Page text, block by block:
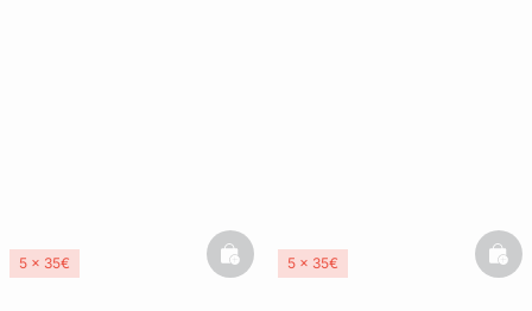
5 x 35€
basketfull5 x 35€